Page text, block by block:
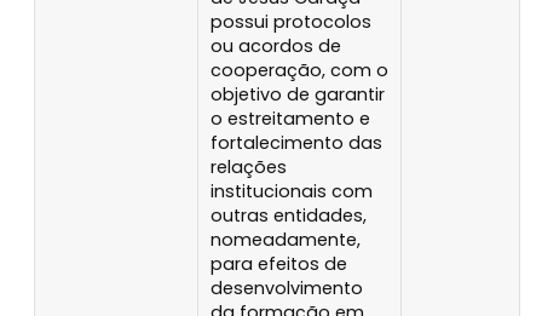
possui protocolos
ou acordos de
cooperação, com o
objetivo de garantir
o estreitamento e
fortalecimento das
relações
institucionais com
outras entidades,
nomeadamente,
para efeitos de
desenvolvimento